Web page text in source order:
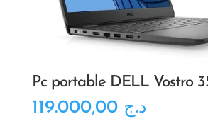
Pc portable DELL Vostro
د.ج 119.000,00